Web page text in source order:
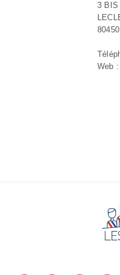
3 BIS
Web :